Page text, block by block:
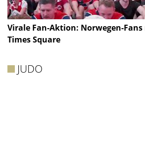
Virale Fan-Aktion: Norwegen-
Times Square
JUDO